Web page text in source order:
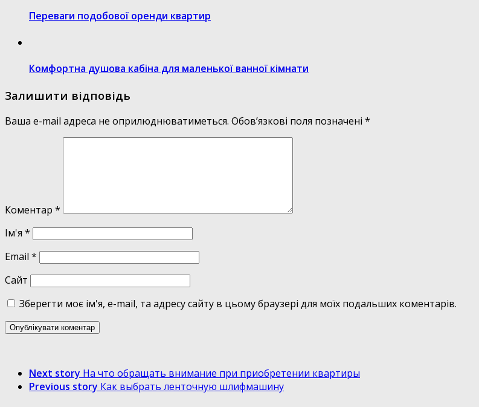
Переваги подобової оренди квартир
Комфортна душова кабіна для маленької ванної кімнати
Залишити відповідь
Ваша e-mail адреса не оприлюднюватиметься. Обов’язкові поля позначені *
Коментар *
Ім'я *
Email *
Сайт
Зберегти моє ім'я, e-mail, та адресу сайту в цьому браузері для моїх подальших коментарів.
Next story На что обращать внимание при приобретении квартиры
Previous story Как выбрать ленточную шлифмашину